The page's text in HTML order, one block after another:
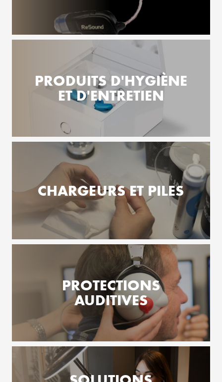
PRODUITS D'HYGIÈNE
ET D'ENTRETIEN
CHARGEURS ET PILES
PROTECTIONS
AUDITIVES